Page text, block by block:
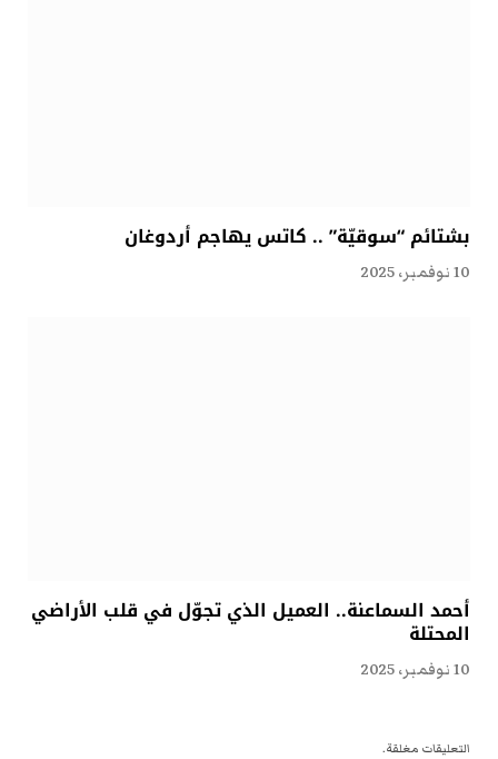
بشتائم “سوقيّة” .. كاتس يهاجم أردوغان
10 نوفمبر، 2025
أحمد السماعنة.. العميل الذي تجوّل في قلب الأراضي
المحتلة
10 نوفمبر، 2025
التعليقات مغلقة.